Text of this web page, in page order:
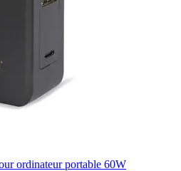
ordinateur portable 60W